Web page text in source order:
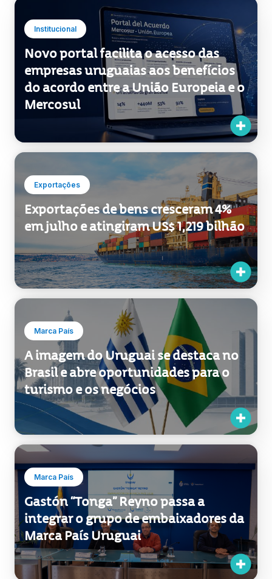
Institucional
Novo portal facilita o acesso das
empresas uruguaias aos benefícios
do acordo entre a União Europeia e o
Mercosul
Exportações
Exportações de bens cresceram 4%
em julho e atingiram US$ 1,219 bilhão
Marca País
A imagem do Uruguai se destaca no
Brasil e abre oportunidades para o
turismo e os negócios
Marca País
Gastón “Tonga” Reyno passa a
integrar o grupo de embaixadores da
Marca País Uruguai